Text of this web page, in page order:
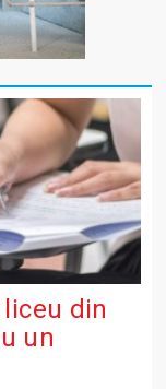
din
un